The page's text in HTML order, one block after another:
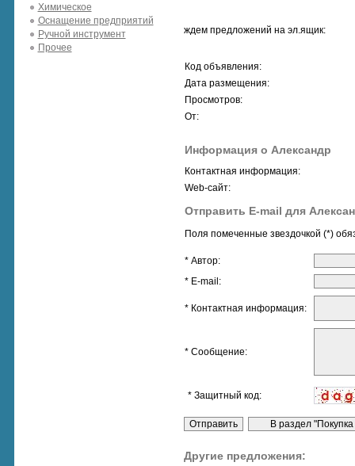
Химическое
Оснащение предприятий
Ручной инструмент
Прочее
ждем предложений на эл.ящик:
Код объявления:
Дата размещения:
Просмотров:
От:
Информация о Александр
Контактная информация:
Web-сайт:
Отправить E-mail для
Поля помеченные звездочкой (*)
* Автор:
* E-mail:
* Контактная информация:
* Сообщение:
* Защитный код:
Другие предложения: